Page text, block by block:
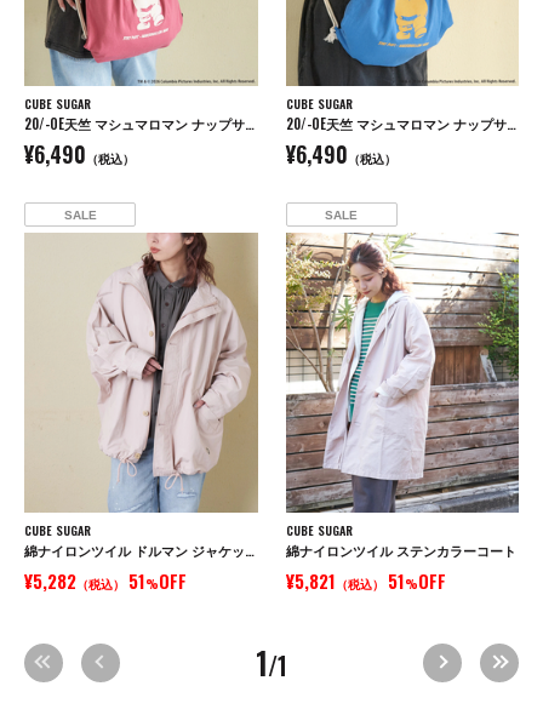
CUBE SUGAR
20/-OE天竺 マシュマロマン ナップサック トートバッグ
¥6,490 （税込）
CUBE SUGAR
20/-OE天竺 マシュマロマン ナップサック トートバッグ
¥6,490 （税込）
SALE
CUBE SUGAR
綿ナイロンツイル ドルマン ジャケット
¥5,282 （税込） 51%OFF
SALE
CUBE SUGAR
綿ナイロンツイル ステンカラーコート
¥5,821 （税込） 51%OFF
1/1